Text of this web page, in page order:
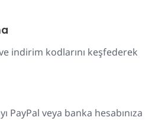
indirim kodlarını keşfederek
PayPal veya banka hesabınıza